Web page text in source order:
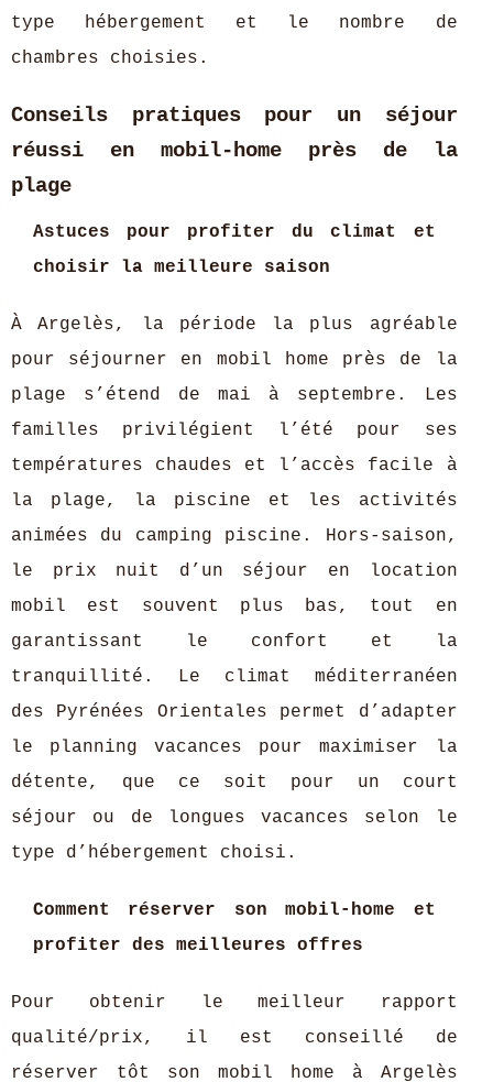
type hébergement et le nombre de
chambres choisies.
Conseils pratiques pour un séjour
réussi en mobil-home près de la
plage
Astuces pour profiter du climat et
choisir la meilleure saison
À Argelès, la période la plus agréable
pour séjourner en mobil home près de la
plage s’étend de mai à septembre. Les
familles privilégient l’été pour ses
températures chaudes et l’accès facile à
la plage, la piscine et les activités
animées du camping piscine. Hors-saison,
le prix nuit d’un séjour en location
mobil est souvent plus bas, tout en
garantissant le confort et la
tranquillité. Le climat méditerranéen
des Pyrénées Orientales permet d’adapter
le planning vacances pour maximiser la
détente, que ce soit pour un court
séjour ou de longues vacances selon le
type d’hébergement choisi.
Comment réserver son mobil-home et
profiter des meilleures offres
Pour obtenir le meilleur rapport
qualité/prix, il est conseillé de
réserver tôt son mobil home à Argelès